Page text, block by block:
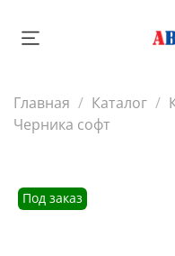
Главная Каталог
Черника софт
Под заказ